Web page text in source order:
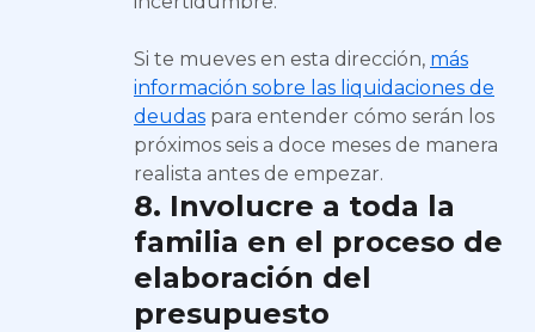
Si te mueves en esta dirección, más
información sobre las liquidaciones de
deudas para entender cómo serán los
próximos seis a doce meses de manera
realista antes de empezar.
8. Involucre a toda la
familia en el proceso de
elaboración del
presupuesto